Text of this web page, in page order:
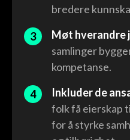
bredere
Møt hverandre
samlinger
kompetanse.
Inkluder de
folk få eierskap
for å styrke